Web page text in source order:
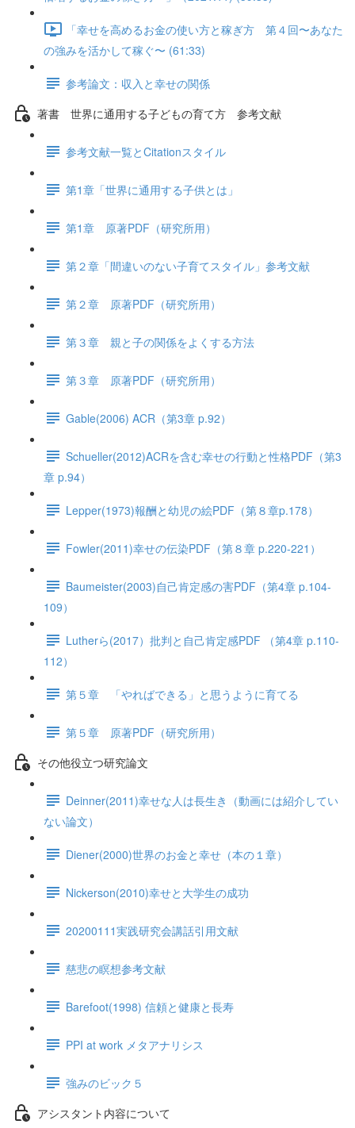
「幸せを高めるお金の使い方と稼ぎ方 第４回〜あなた
の強みを活かして稼ぐ〜 (61:33)
参考論文：収入と幸せの関係
著書 世界に通用する子どもの育て方 参考文献
参考文献一覧とCitationスタイル
第1章「世界に通用する子供とは」
第1章 原著PDF（研究所用）
第２章「間違いのない子育てスタイル」参考文献
第２章 原著PDF（研究所用）
第３章 親と子の関係をよくする方法
第３章 原著PDF（研究所用）
Gable(2006) ACR（第3章 p.92）
Schueller(2012)ACRを含む幸せの行動と性格PDF（第3
章 p.94）
Lepper(1973)報酬と幼児の絵PDF（第８章p.178）
Fowler(2011)幸せの伝染PDF（第８章 p.220-221）
Baumeister(2003)自己肯定感の害PDF（第4章 p.104-
109）
Lutherら(2017）批判と自己肯定感PDF （第4章 p.110-
112）
第５章 「やればできる」と思うように育てる
第５章 原著PDF（研究所用）
その他役立つ研究論文
Deinner(2011)幸せな人は長生き（動画には紹介してい
ない論文）
Diener(2000)世界のお金と幸せ（本の１章）
Nickerson(2010)幸せと大学生の成功
20200111実践研究会講話引用文献
慈悲の瞑想参考文献
Barefoot(1998) 信頼と健康と長寿
PPI at work メタアナリシス
強みのビック５
アシスタント内容について